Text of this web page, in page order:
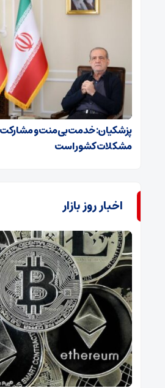
پزشکیان: خدمت بی‌منت و مشارکت
مشکلات کشور است
اخبار روز بازار